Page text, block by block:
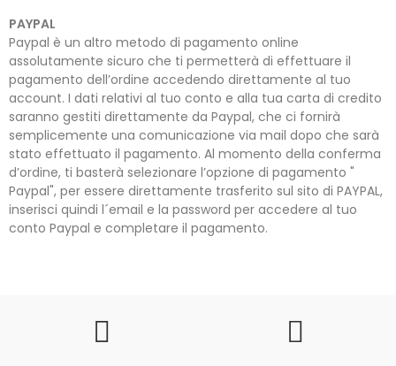
PAYPAL
Paypal è un altro metodo di pagamento online
assolutamente sicuro che ti permetterà di effettuare il
pagamento dell’ordine accedendo direttamente al tuo
account. I dati relativi al tuo conto e alla tua carta di credito
saranno gestiti direttamente da Paypal, che ci fornirà
semplicemente una comunicazione via mail dopo che sarà
stato effettuato il pagamento. Al momento della conferma
d’ordine, ti basterà selezionare l’opzione di pagamento "
Paypal", per essere direttamente trasferito sul sito di PAYPAL,
inserisci quindi l´email e la password per accedere al tuo
conto Paypal e completare il pagamento.